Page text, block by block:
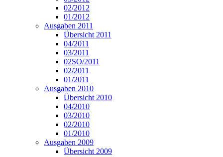
02/2012
01/2012
Ausgaben 2011
Übersicht 2011
04/2011
03/2011
02SO/2011
02/2011
01/2011
Ausgaben 2010
Übersicht 2010
04/2010
03/2010
02/2010
01/2010
Ausgaben 2009
Übersicht 2009